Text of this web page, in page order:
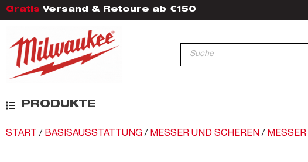
Gratis Versand & Retoure ab €150
PRODUKTE
START / BASISAUSSTATTUNG / MESSER UND SCHEREN / MESSER